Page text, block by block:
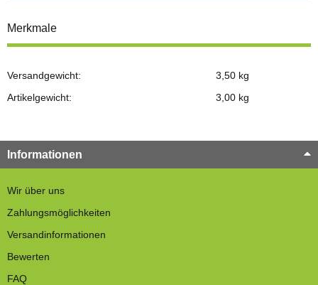
Merkmale
Versandgewicht:
3,50 kg
Artikelgewicht:
3,00 kg
Informationen
Wir über uns
Zahlungsmöglichkeiten
Versandinformationen
Bewerten
FAQ